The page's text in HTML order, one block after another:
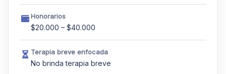
Honorarios
$20.000 – $40.000
Terapia breve enfocada
No brinda terapia breve